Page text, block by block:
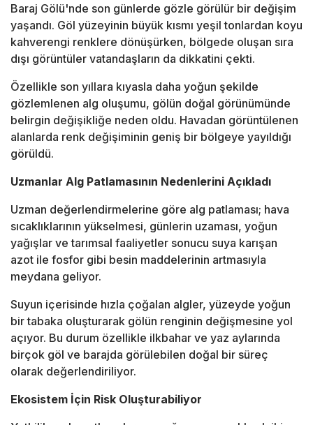
Baraj Gölü'nde son günlerde gözle görülür bir değişim
yaşandı. Göl yüzeyinin büyük kısmı yeşil tonlardan koyu
kahverengi renklere dönüşürken, bölgede oluşan sıra
dışı görüntüler vatandaşların da dikkatini çekti.
Özellikle son yıllara kıyasla daha yoğun şekilde
gözlemlenen alg oluşumu, gölün doğal görünümünde
belirgin değişikliğe neden oldu. Havadan görüntülenen
alanlarda renk değişiminin geniş bir bölgeye yayıldığı
görüldü.
Uzmanlar Alg Patlamasının Nedenlerini Açıkladı
Uzman değerlendirmelerine göre alg patlaması; hava
sıcaklıklarının yükselmesi, günlerin uzaması, yoğun
yağışlar ve tarımsal faaliyetler sonucu suya karışan
azot ile fosfor gibi besin maddelerinin artmasıyla
meydana geliyor.
Suyun içerisinde hızla çoğalan algler, yüzeyde yoğun
bir tabaka oluşturarak gölün renginin değişmesine yol
açıyor. Bu durum özellikle ilkbahar ve yaz aylarında
birçok göl ve barajda görülebilen doğal bir süreç
olarak değerlendiriliyor.
Ekosistem İçin Risk Oluşturabiliyor